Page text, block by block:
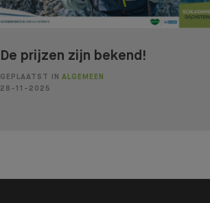
De prijzen zijn bekend!
GEPLAATST INALGEMEEN
28-11-2025